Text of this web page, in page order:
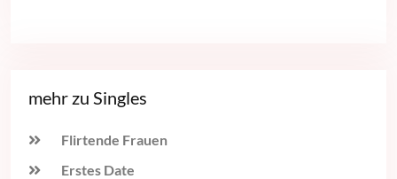
mehr zu Singles
Flirtende Frauen
Erstes Date